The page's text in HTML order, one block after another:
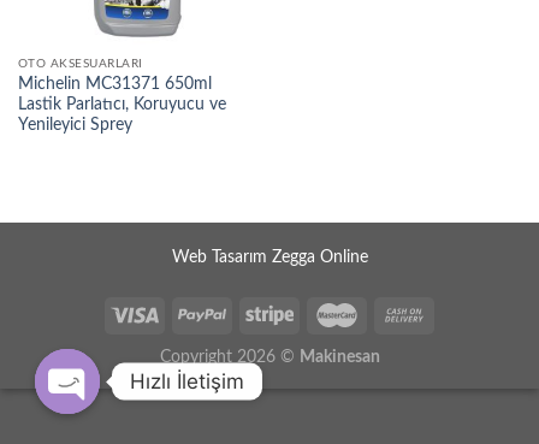
OTO AKSESUARLARI
Michelin MC31371 650ml
Lastik Parlatıcı, Koruyucu ve
Yenileyici Sprey
Web Tasarım Zegga Online
Copyright 2026 © Makinesan
Hızlı İletişim